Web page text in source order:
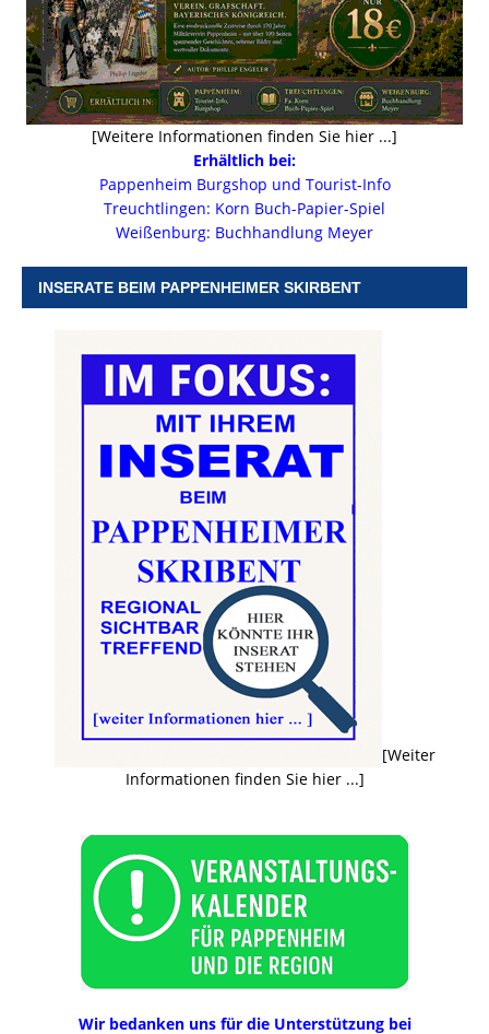
[Weitere Informationen finden Sie hier ...]
Erhältlich bei:
Pappenheim Burgshop und Tourist-Info
Treuchtlingen: Korn Buch-Papier-Spiel
Weißenburg: Buchhandlung Meyer
INSERATE BEIM PAPPENHEIMER SKIRBENT
[Weiter
Informationen finden Sie hier ...]
Wir bedanken uns für die Unterstützung bei